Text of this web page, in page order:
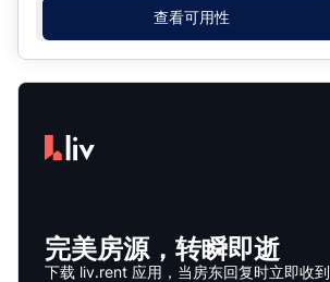
查看可用性
完美房源，转瞬即逝
下载 liv.rent 应用，当房东回复时立即收到